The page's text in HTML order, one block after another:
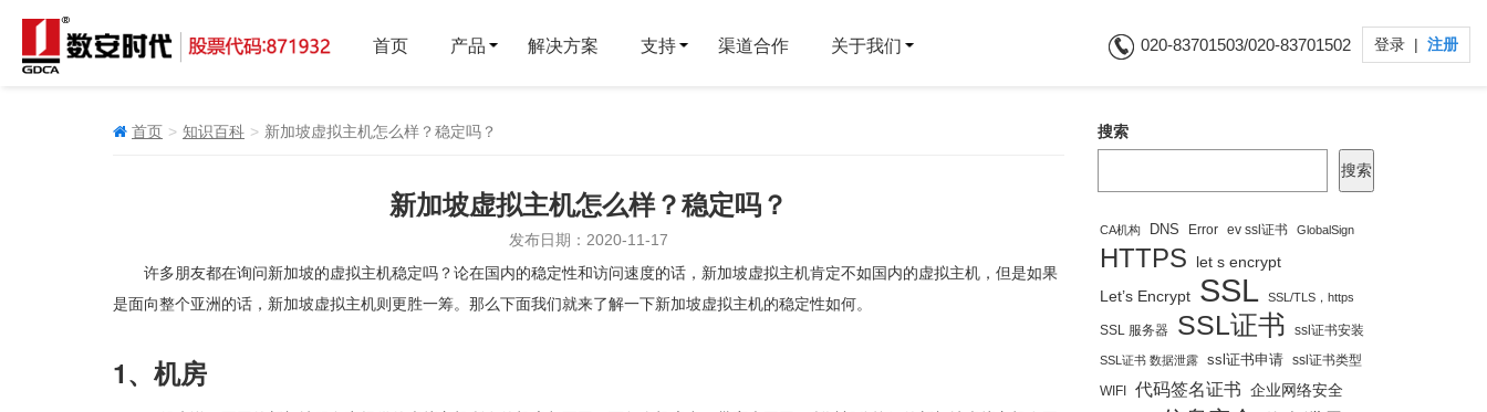
首页 产品 解决方案 支持 渠道合作 关于我们 020-83701503/020-83701502 登录 | 注册
首页 知识百科 新加坡虚拟主机怎么样？稳定吗？
新加坡虚拟主机怎么样？稳定吗？
发布日期：2020-11-17
许多朋友都在询问新加坡的虚拟主机稳定吗？论在国内的稳定性和访问速度的话，新加坡虚拟主机肯定不如国内的虚拟主机，但是如果
是面向整个亚洲的话，新加坡虚拟主机则更胜一筹。那么下面我们就来了解一下新加坡虚拟主机的稳定性如何。
1、机房
搜索
搜索
CA机构 DNS Error ev ssl证书 GlobalSign
HTTPS
let s encrypt
Let’s Encrypt SSL SSL/TLS，https
SSL 服务器 SSL证书 ssl证书安装
SSL证书 数据泄露 ssl证书申请 ssl证书类型
WIFI 代码签名证书 企业网络安全